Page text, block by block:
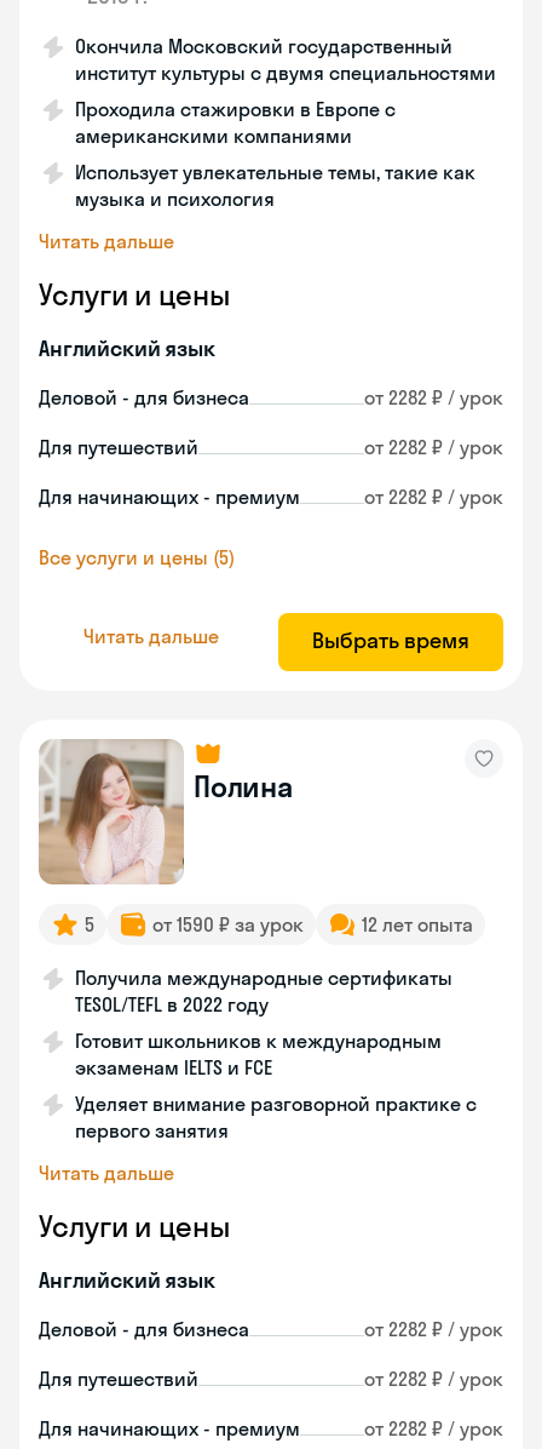
Окончила Московский государственный
институт культуры с двумя специальностями
Проходила стажировки в Европе с
американскими компаниями
Использует увлекательные темы, такие как
музыка и психология
Читать дальше
Услуги и цены
Английский язык
Деловой - для бизнеса от 2282 ₽ / урок
Для путешествий от 2282 ₽ / урок
Для начинающих - премиум от 2282 ₽ / урок
Все услуги и цены (5)
Читать дальше Выбрать время
Полина
5 от 1590 ₽ за урок 12 лет опыта
Получила международные сертификаты
TESOL/TEFL в 2022 году
Готовит школьников к международным
экзаменам IELTS и FCE
Уделяет внимание разговорной практике с
первого занятия
Читать дальше
Услуги и цены
Английский язык
Деловой - для бизнеса от 2282 ₽ / урок
Для путешествий от 2282 ₽ / урок
Для начинающих - премиум от 2282 ₽ / урок